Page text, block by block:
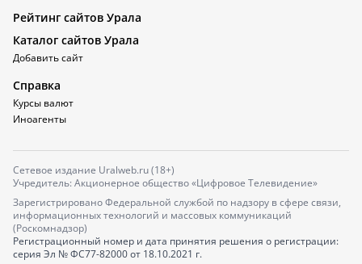
Рейтинг сайтов Урала
Каталог сайтов Урала
Добавить сайт
Справка
Курсы валют
Иноагенты
Сетевое издание Uralweb.ru (18+)
Учредитель: Акционерное общество «Цифровое Телевидение»
Зарегистрировано Федеральной службой по надзору в сфере связи,
информационных технологий и массовых коммуникаций
(Роскомнадзор)
Регистрационный номер и дата принятия решения о регистрации:
серия Эл № ФС77-82000от 18.10.2021 г.